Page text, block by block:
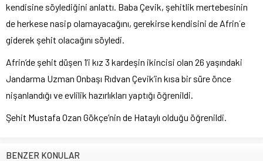
kendisine söylediğini anlattı. Baba Çevik, şehitlik mertebesinin
de herkese nasip olamayacağını, gerekirse kendisini de Afrin´e
giderek şehit olacağını söyledi.
Afrin’de şehit düşen 1’i kız 3 kardeşin ikincisi olan 26 yaşındaki
Jandarma Uzman Onbaşı Rıdvan Çevik’in kısa bir süre önce
nişanlandığı ve evlilik hazırlıkları yaptığı öğrenildi.
Şehit Mustafa Ozan Gökçe’nin de Hataylı olduğu öğrenildi.
BENZER KONULAR